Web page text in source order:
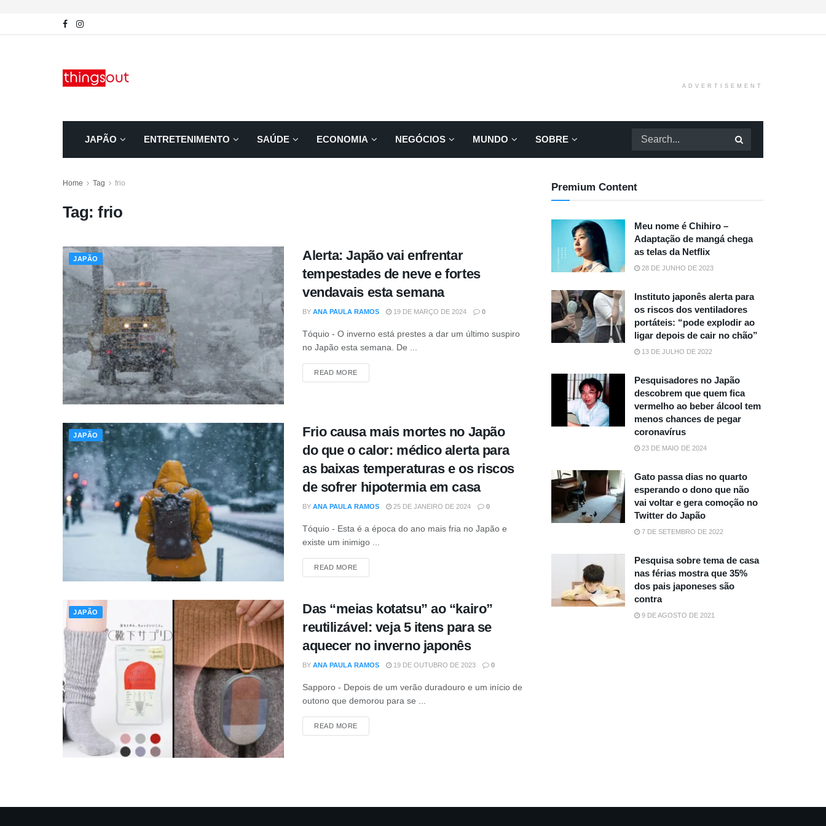
ADVERTISEMENT
JAPÃO ENTRETENIMENTO SAÚDE ECONOMIA NEGÓCIOS MUNDO SOBRE
Home Tag frio
Tag:frio
JAPÃO
Alerta: Japão vai enfrentar
tempestades de neve e fortes
vendavais esta semana
BY ANA PAULA RAMOS 19 DE MARÇO DE 2024 0
Tóquio - O inverno está prestes a dar um último suspiro
no Japão esta semana. De ...
READ MOREDETAILS
JAPÃO
Frio causa mais mortes no Japão
do que o calor: médico alerta para
as baixas temperaturas e os riscos
de sofrer hipotermia em casa
BY ANA PAULA RAMOS 25 DE JANEIRO DE 2024 0
Tóquio - Esta é a época do ano mais fria no Japão e
existe um inimigo ...
READ MOREDETAILS
JAPÃO
Das “meias kotatsu” ao “kairo”
reutilizável: veja 5 itens para se
aquecer no inverno japonês
BY ANA PAULA RAMOS 19 DE OUTUBRO DE 2023 0
Sapporo - Depois de um verão duradouro e um início de
outono que demorou para se ...
READ MOREDETAILS
Premium Content
Meu nome é Chihiro –
Adaptação de mangá chega
as telas da Netflix
28 DE JUNHO DE 2023
Instituto japonês alerta para
os riscos dos ventiladores
portáteis: “pode explodir ao
ligar depois de cair no chão”
13 DE JULHO DE 2022
Pesquisadores no Japão
descobrem que quem fica
vermelho ao beber álcool tem
menos chances de pegar
coronavírus
23 DE MAIO DE 2024
Gato passa dias no quarto
esperando o dono que não
vai voltar e gera comoção no
Twitter do Japão
7 DE SETEMBRO DE 2022
Pesquisa sobre tema de casa
nas férias mostra que 35%
dos pais japoneses são
contra
9 DE AGOSTO DE 2021